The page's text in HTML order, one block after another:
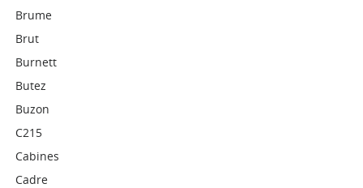
Brume
Brut
Burnett
Butez
Buzon
C215
Cabines
Cadre